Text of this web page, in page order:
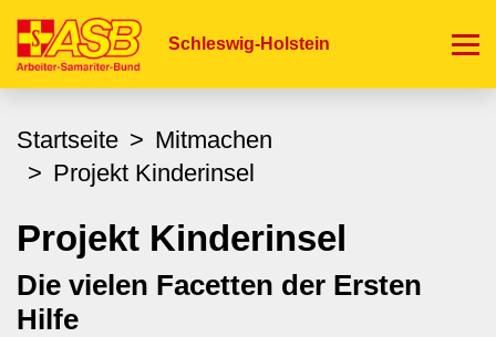
zum
Schleswig-Holstein
Startseite
Mitmachen
Projekt Kinderinsel
Projekt Kinderinsel
Die vielen Facetten der Ersten
Hilfe